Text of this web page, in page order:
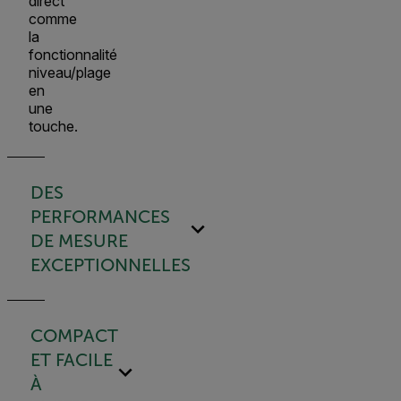
comme
la
fonctionnalité
niveau/plage
en
une
touche.
DES
PERFORMANCES
DE MESURE
EXCEPTIONNELLES
COMPACT
ET FACILE
À